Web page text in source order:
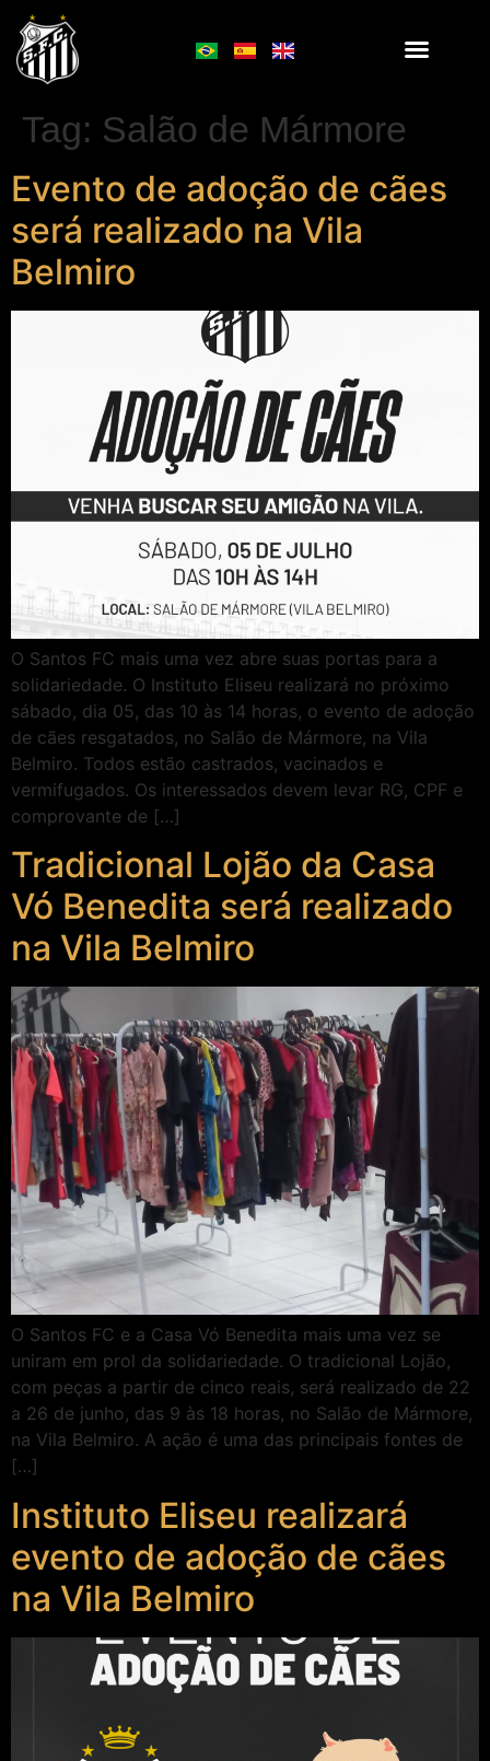
Tag: Salão de Mármore
Evento de adoção de cães
será realizado na Vila
Belmiro
O Santos FC mais uma vez abre suas portas para a
solidariedade. O Instituto Eliseu realizará no próximo
sábado, dia 05, das 10 às 14 horas, o evento de adoção
de cães resgatados, no Salão de Mármore, na Vila
Belmiro. Todos estão castrados, vacinados e
vermifugados. Os interessados devem levar RG, CPF e
comprovante de […]
Tradicional Lojão da Casa
Vó Benedita será realizado
na Vila Belmiro
O Santos FC e a Casa Vó Benedita mais uma vez se
uniram em prol da solidariedade. O tradicional Lojão,
com peças a partir de cinco reais, será realizado de 22
a 26 de junho, das 9 às 18 horas, no Salão de Mármore,
na Vila Belmiro. A ação é uma das principais fontes de
[…]
Instituto Eliseu realizará
evento de adoção de cães
na Vila Belmiro